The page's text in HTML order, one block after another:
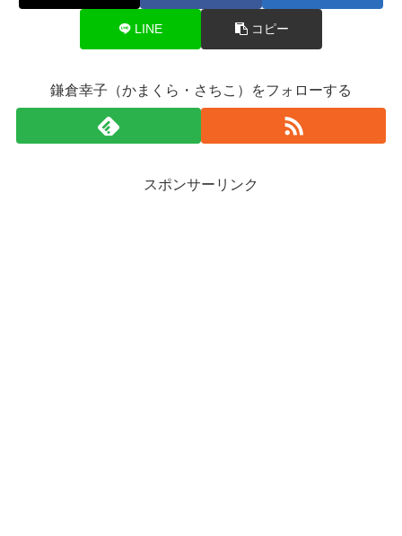
LINE コピー
鎌倉幸子（かまくら・さちこ）をフォローする
スポンサーリンク